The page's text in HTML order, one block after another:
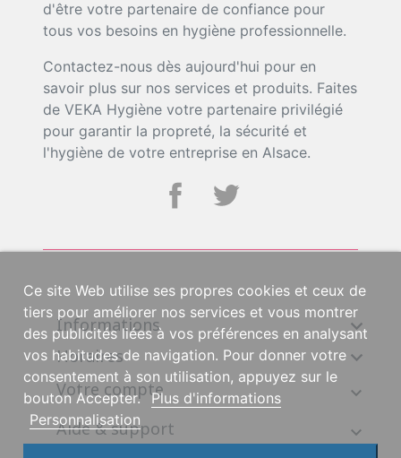
d'être votre partenaire de confiance pour
tous vos besoins en hygiène professionnelle.
Contactez-nous dès aujourd'hui pour en
savoir plus sur nos services et produits. Faites
de VEKA Hygiène votre partenaire privilégié
pour garantir la propreté, la sécurité et
l'hygiène de votre entreprise en Alsace.
Informations 
Horaires 
Votre compte
Aide & support
Ce site Web utilise ses propres cookies et ceux de
tiers pour améliorer nos services et vous montrer
des publicités liées à vos préférences en analysant
vos habitudes de navigation. Pour donner votre
consentement à son utilisation, appuyez sur le
bouton Accepter. Plus d'informations
Personnalisation